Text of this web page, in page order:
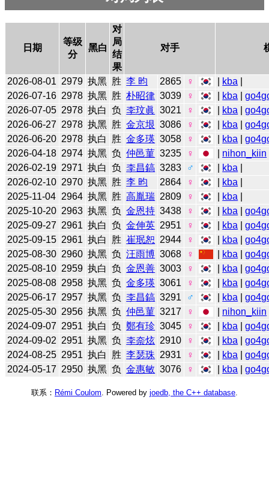
日期
等级
分
黑白
对
局
结
果
对手
2026-08-01 2979 执黑 胜 李 昀 2865 ♀ kba
2026-07-16 2978 执黑 胜 朴昭律 3039 ♀ kba |
2026-07-05 2978 执白 负 李玟眞 3021 ♀ kba |
2026-06-27 2978 执黑 胜 金京垠 3086 ♀ kba |
2026-06-20 2978 执白 胜 金多瑛 3058 ♀ kba |
2026-04-18 2974 执黑 负 仲邑菫 3235 ♀ nihon_kiin
2026-02-19 2971 执白 负 李昌鎬 3283 ♂ kba
2026-02-10 2970 执黑 胜 李 昀 2864 ♀ kba
2025-11-04 2964 执黑 胜 高胤瑞 2809 ♀ kba
2025-10-20 2963 执黑 负 金恩持 3438 ♀ kba |
2025-09-27 2961 执白 负 金伸英 2951 ♀ kba |
2025-09-15 2961 执白 胜 崔珉恕 2944 ♀ kba |
2025-08-30 2960 执黑 负 汪雨博 3068 ♀ kba |
2025-08-10 2959 执白 负 金恩善 3003 ♀ kba |
2025-08-08 2958 执黑 负 金多瑛 3061 ♀ kba |
2025-06-17 2957 执黑 负 李昌鎬 3291 ♂ kba |
2025-05-30 2956 执黑 负 仲邑菫 3217 ♀ nihon_kiin
2024-09-07 2951 执白 负 鄭有珍 3045 ♀ kba |
2024-09-02 2951 执黑 负 李奈炫 2910 ♀ kba |
2024-08-25 2951 执白 胜 李瑟珠 2931 ♀ kba |
2024-05-17 2950 执黑 负 金惠敏 3076 ♀ kba |
联系： Rémi Coulom . Powered by joedb, the C++ database